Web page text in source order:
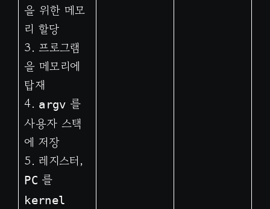
을 위한 메모
리 할당
3. 프로그램
을 메모리에
탑재
4. argv 를
사용자 스택
에 저장
5. 레지스터,
PC 를
kernel